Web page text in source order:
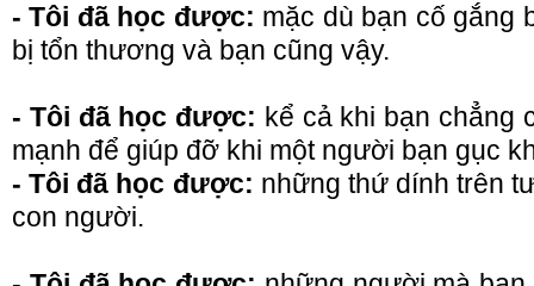
- Tôi đã học được: mặc dù bạn cố gắng
bị tổn thương và bạn cũng vậy.
- Tôi đã học được: kể cả khi bạn chẳng
mạnh để giúp đỡ khi một người bạn gục
- Tôi đã học được: những thứ dính trên
con người.